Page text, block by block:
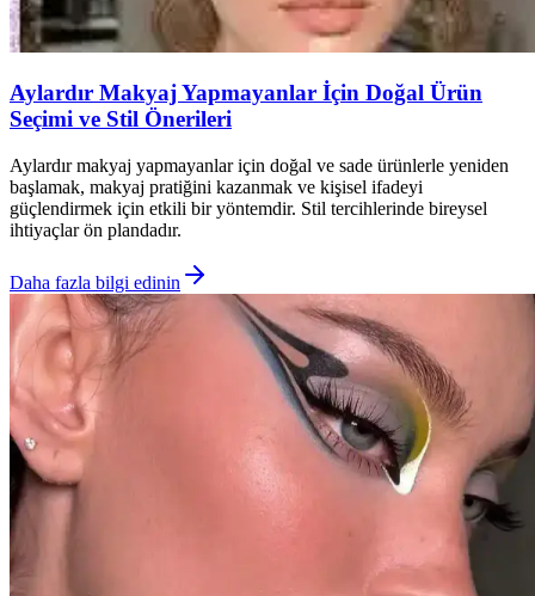
Aylardır Makyaj Yapmayanlar İçin Doğal Ürün
Seçimi ve Stil Önerileri
Aylardır makyaj yapmayanlar için doğal ve sade ürünlerle yeniden
başlamak, makyaj pratiğini kazanmak ve kişisel ifadeyi
güçlendirmek için etkili bir yöntemdir. Stil tercihlerinde bireysel
ihtiyaçlar ön plandadır.
Daha fazla bilgi edinin